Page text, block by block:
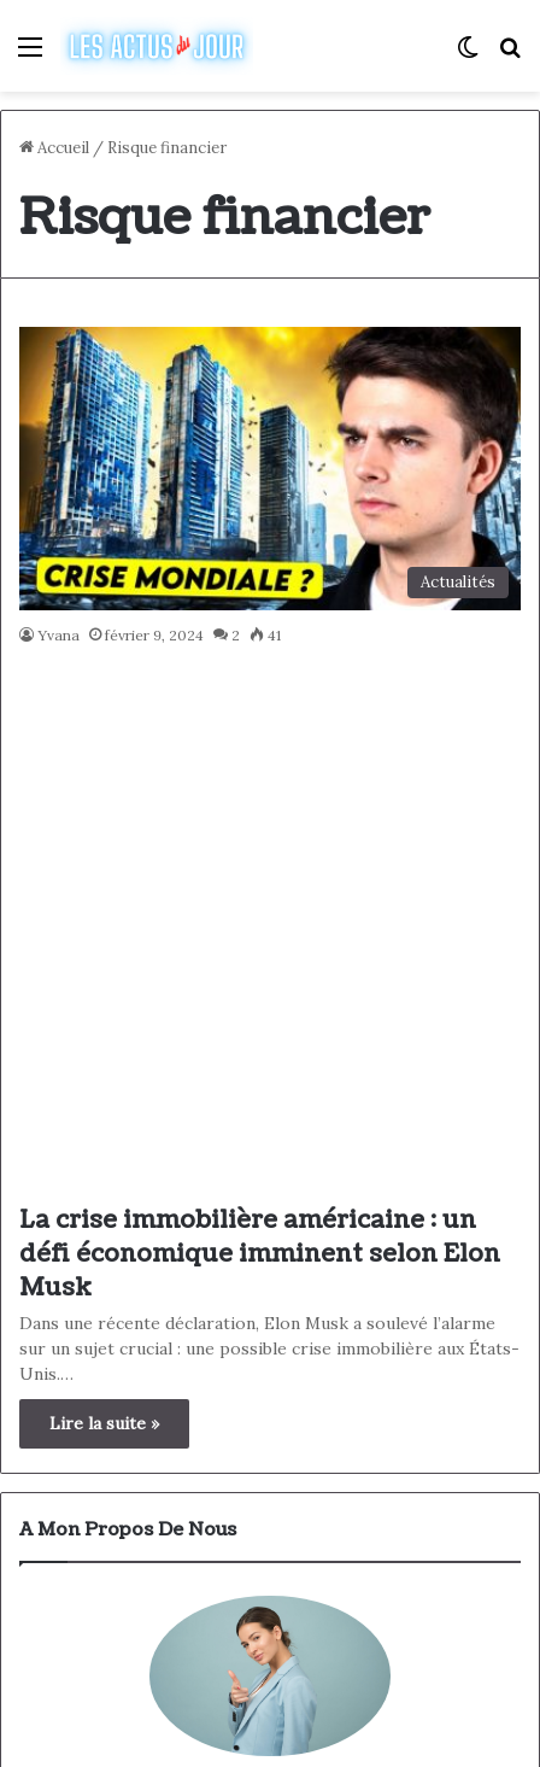
Menu
Accueil / Risque financier
Risque financier
Actualités
Yvana février 9, 2024 2 41
La crise immobilière américaine : un
défi économique imminent selon Elon
Musk
Dans une récente déclaration, Elon Musk a soulevé l’alarme
sur un sujet crucial : une possible crise immobilière aux États-
Unis.…
Lire la suite »
A Mon Propos De Nous